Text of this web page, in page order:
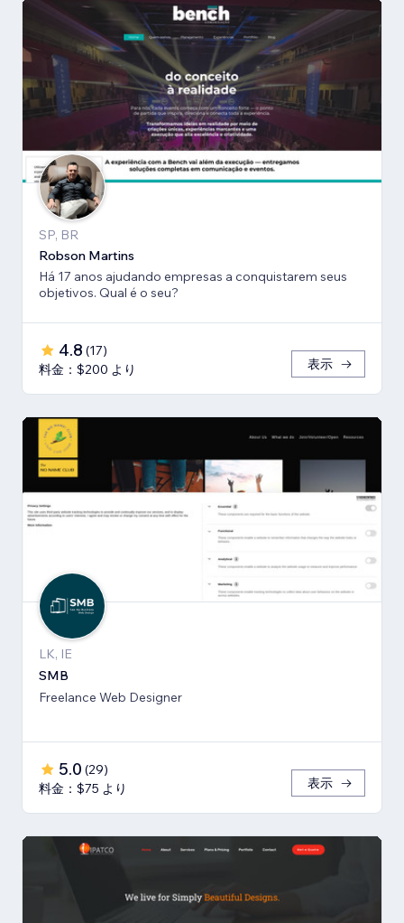
SP, BR
Robson Martins
Há 17 anos ajudando empresas a conquistarem seus
objetivos. Qual é o seu?
4.8 (17)
料金：$200 より
表示
LK, IE
SMB
Freelance Web Designer
5.0 (29)
料金：$75 より
表示